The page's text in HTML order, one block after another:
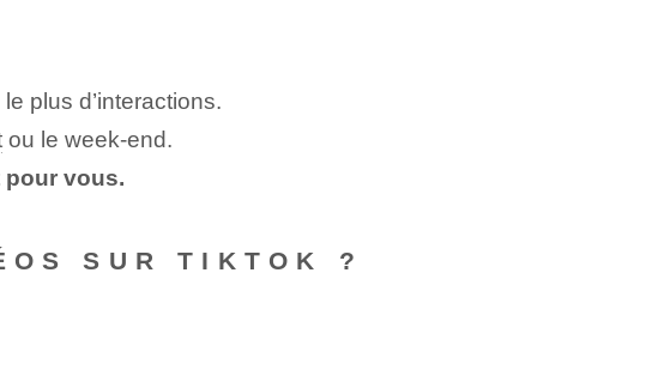
plus d’interactions.
ou le week-end.
pour vous.
SUR TIKTOK ?